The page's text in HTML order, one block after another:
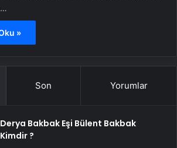
»
Son Yorumlar
Derya Bakbak Eşi Bülent Bakbak
Kimdir ?